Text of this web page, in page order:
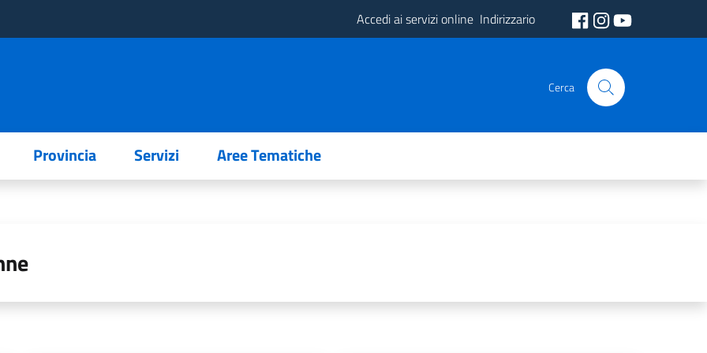
Accedi ai servizi online Indirizzario
Cerca
Provincia Servizi Aree Tematiche